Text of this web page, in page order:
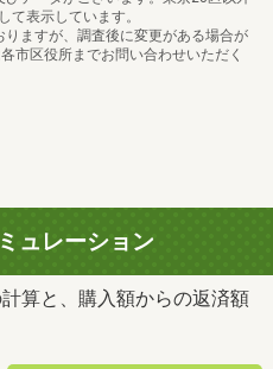
て表示しています。
ますが、調査後に変更がある場合が
市区役所までお問い合わせいただく
ュレーション
算と、購入額からの返済額